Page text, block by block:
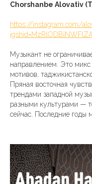
Chorshanbe Alovativ
https://instagram.com/
Музыкант не
направлением. Это микс
мотивов,
Пряная восточная
трендами западной
разными культурами —
сейчас. Последние годы